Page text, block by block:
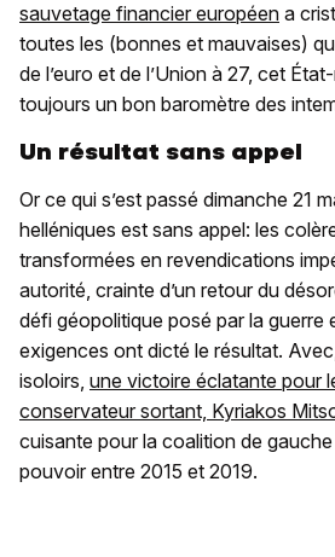
sauvetage financier européen a
toutes les (bonnes et mauvaises)
de l’euro et de l’Union à 27, cet
toujours un bon baromètre des
Un résultat sans appel
Or ce qui s’est passé dimanche 21
helléniques est sans appel: les
transformées en revendications
autorité, crainte d’un retour du
défi géopolitique posé par la guerre
exigences ont dicté le résultat.
isoloirs, une victoire éclatante pour
conservateur sortant, Kyriakos
cuisante pour la coalition de
pouvoir entre 2015 et 2019.